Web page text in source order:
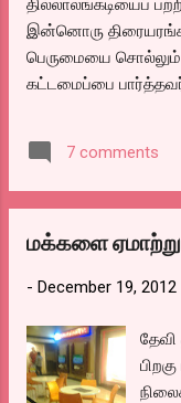
தில்லாலங்கடியைப்
இன்னொரு
பெருமையை சொல்லும்
கட்டமைப்பை
பழைய தியேட்டர்
குழப்படியாய் ஒரு
7 comments
மக்களை
- December 19, 2012
தேவி